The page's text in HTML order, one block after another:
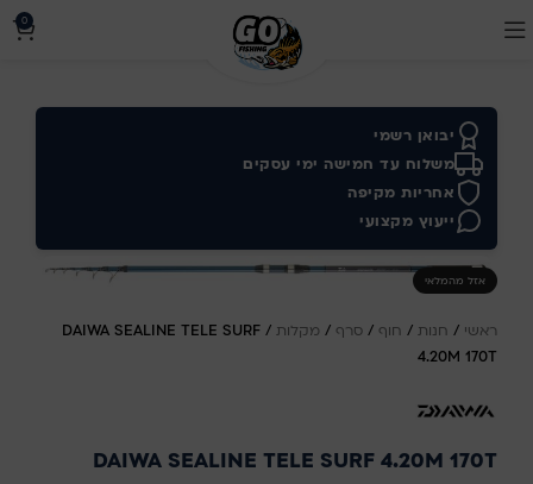
0
יבואן רשמי
משלוח עד חמישה ימי עסקים
אחריות מקיפה
ייעוץ מקצועי
אזל מהמלאי
ראשי / חנות / חוף / סרף / מקלות /
DAIWA SEALINE TELE SURF
4.20M 170T
DAIWA SEALINE TELE SURF 4.20M 170T